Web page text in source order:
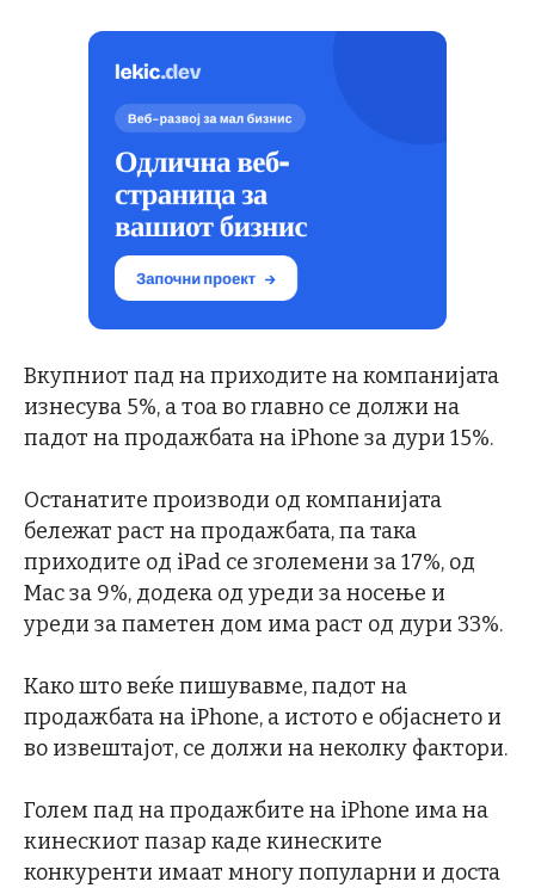
Вкупниот пад на приходите на компанијата
изнесува 5%, а тоа во главно се должи на
падот на продажбата на iPhone за дури 15%.
Останатите производи од компанијата
бележат раст на продажбата, па така
приходите од iPad се зголемени за 17%, од
Mac за 9%, додека од уреди за носење и
уреди за паметен дом има раст од дури 33%.
Како што веќе пишувавме, падот на
продажбата на iPhone, а истото е објаснето и
во извештајот, се должи на неколку фактори.
Голем пад на продажбите на iPhone има на
кинескиот пазар каде кинеските
конкуренти имаат многу популарни и доста